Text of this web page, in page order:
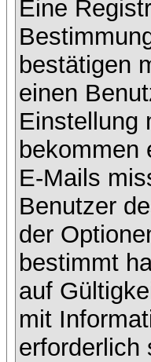
Eine
bestätigen
einen
Einstellung
bekommen
E-Mails
Benutzer
der
bestimmt
auf
mit
erforderlich